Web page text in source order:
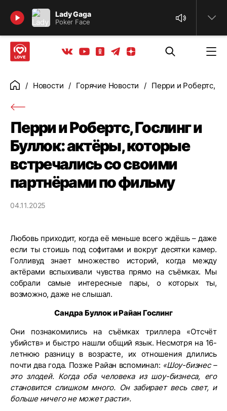
Lady Gaga
Poker Face
Найти
Вконтакте
YoutubeОдноклассники
ТелеграмЯндекс дзен
ГлавнаяНовости Горячие Новости Перри и Робертс,
Перри и Робертс, Гослинг и
Буллок: актёры, которые
встречались со своими
партнёрами по фильму
04.11.2025
Любовь приходит, когда её меньше всего ждёшь – даже
если ты стоишь под софитами и вокруг десятки камер.
Голливуд знает множество историй, когда между
актёрами вспыхивали чувства прямо на съёмках. Мы
собрали самые интересные пары, о которых ты,
возможно, даже не слышал.
Сандра Буллок и Райан Гослинг
Они познакомились на съёмках триллера «Отсчёт
убийств» и быстро нашли общий язык. Несмотря на 16-
летнюю разницу в возрасте, их отношения длились
почти два года. Позже Райан вспоминал: «Шоу-бизнес –
это злодей. Когда оба человека из шоу-бизнеса, его
становится слишком много. Он забирает весь свет, и
больше ничего не может расти».